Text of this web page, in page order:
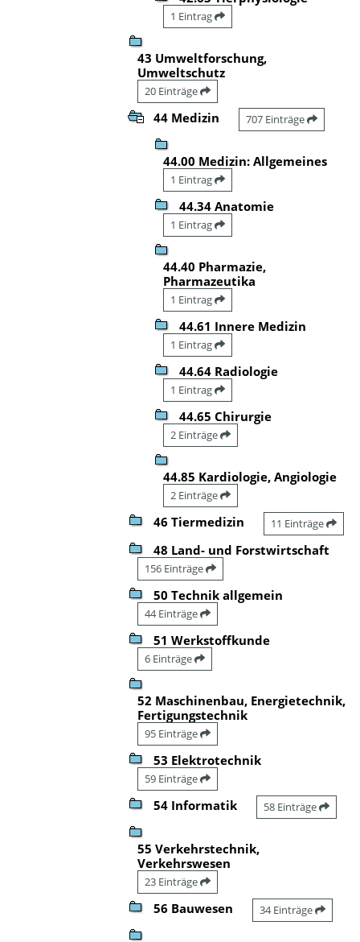
1 Eintrag
43 Umweltforschung,
Umweltschutz
20 Einträge
44 Medizin 707 Einträge
44.00 Medizin: Allgemeines
1 Eintrag
44.34 Anatomie
1 Eintrag
44.40 Pharmazie,
Pharmazeutika
1 Eintrag
44.61 Innere Medizin
1 Eintrag
44.64 Radiologie
1 Eintrag
44.65 Chirurgie
2 Einträge
44.85 Kardiologie, Angiologie
2 Einträge
46 Tiermedizin 11 Einträge
48 Land- und Forstwirtschaft
156 Einträge
50 Technik allgemein
44 Einträge
51 Werkstoffkunde
6 Einträge
52 Maschinenbau, Energietechnik,
Fertigungstechnik
95 Einträge
53 Elektrotechnik
59 Einträge
54 Informatik 58 Einträge
55 Verkehrstechnik,
Verkehrswesen
23 Einträge
56 Bauwesen 34 Einträge